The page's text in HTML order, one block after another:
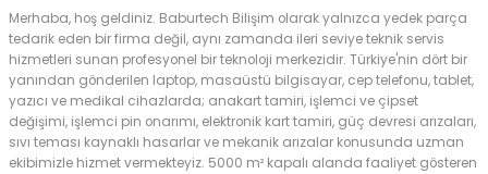
Merhaba, hoş geldiniz. Baburtech Bilişim olarak yalnızca yedek parça
tedarik eden bir firma değil, aynı zamanda ileri seviye teknik servis
hizmetleri sunan profesyonel bir teknoloji merkezidir. Türkiye'nin dört bir
yanından gönderilen laptop, masaüstü bilgisayar, cep telefonu, tablet,
yazıcı ve medikal cihazlarda; anakart tamiri, işlemci ve çipset
değişimi, işlemci pin onarımı, elektronik kart tamiri, güç devresi arızaları,
sıvı teması kaynaklı hasarlar ve mekanik arızalar konusunda uzman
ekibimizle hizmet vermekteyiz. 5000 m² kapalı alanda faaliyet gösteren